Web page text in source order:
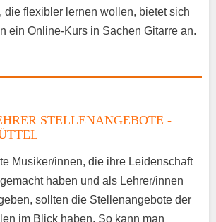
die flexibler lernen wollen, bietet sich
ein Online-Kurs in Sachen Gitarre an.
STELLENANGEBOTE -
Musiker/innen, die ihre Leidenschaft
haben und als Lehrer/innen
sollten die Stellenangebote der
im Blick haben. So kann man